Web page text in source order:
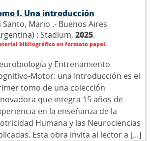
I. Una introducción
Santo, Mario .- Buenos Aires
: Stadium, 2025.
bibliográfico en formato papel.
y Entrenamiento
Motor: una Introducción es el
tomo de una colección
que integra 15 años de
en la enseñanza de la
Humana y las Neurociencias
Esta obra invita al lector a [...]